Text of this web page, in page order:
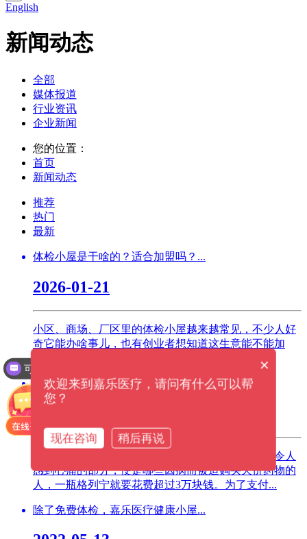
English
新闻动态
全部
媒体报道
行业资讯
企业新闻
您的位置：
首页
新闻动态
推荐
热门
最新
体检小屋是干啥的？适合加盟吗？...
2026-01-21
小区、商场、厂区里的体检小屋越来越常见，不少人好
奇它能办啥事儿，也有创业者想知道这生意能不能加
健康小屋预防慢性疾病，将成为疾...
最近又重温了一下老电影《我不是药神》，其中最令人
感到心痛的部分，便是哪些因病而被迫购买天价药物的
人，一瓶格列宁就要花费超过3万块钱。为了支付...
除了免费体检，嘉乐医疗健康小屋...
×
欢迎来到嘉乐医疗，请问有什么可以帮
您？
现在咨询 稍后再说